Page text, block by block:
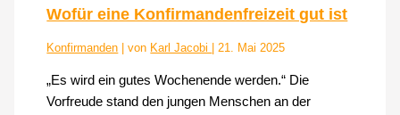
Wofür eine Konfirmandenfreizeit gut ist
Konfirmanden | von Karl Jacobi | 21. Mai 2025
„Es wird ein gutes Wochenende werden.“ Die
Vorfreude stand den jungen Menschen an der